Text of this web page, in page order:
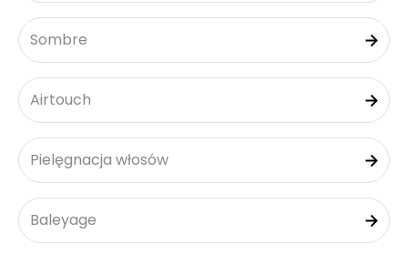
Sombre
Airtouch
Pielęgnacja włosów
Baleyage